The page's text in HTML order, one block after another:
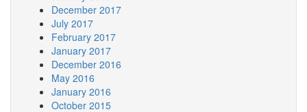
December 2017
July 2017
February 2017
January 2017
December 2016
May 2016
January 2016
October 2015